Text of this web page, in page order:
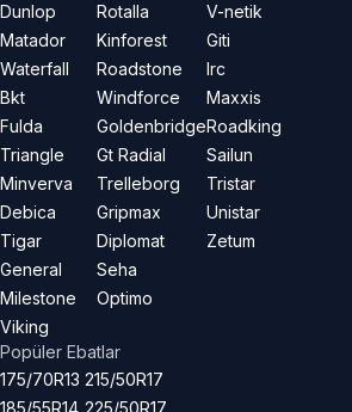
Dunlop
Matador
Waterfall
Bkt
Fulda
Triangle
Minverva
Debica
Tigar
General
Milestone
Viking
Rotalla
Kinforest
Roadstone
Windforce
Goldenbridge
Gt Radial
Trelleborg
Gripmax
Diplomat
Seha
Optimo
V-netik
Giti
Irc
Maxxis
Roadking
Sailun
Tristar
Unistar
Zetum
Popüler Ebatlar
175/70R13
185/55R14
215/50R17
225/50R17